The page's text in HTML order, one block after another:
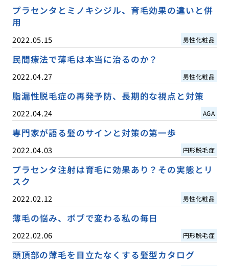
プラセンタとミノキシジル、育毛効果の違いと併
用
2022.05.15 男性化粧品
民間療法で薄毛は本当に治るのか？
2022.04.27 男性化粧品
脂漏性脱毛症の再発予防、長期的な視点と対策
2022.04.24 AGA
専門家が語る髪のサインと対策の第一歩
2022.04.03 円形脱毛症
プラセンタ注射は育毛に効果あり？その実態とリ
スク
2022.02.12 男性化粧品
薄毛の悩み、ボブで変わる私の毎日
2022.02.06 円形脱毛症
頭頂部の薄毛を目立たなくする髪型カタログ